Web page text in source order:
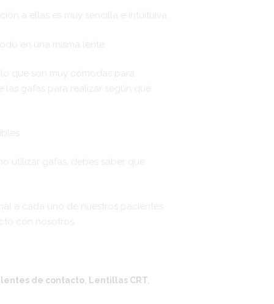
a ellas es muy sencilla e intuituiva.
en una misma lente.
que son muy cómodas para
gafas para realizar según qué
utilizar gafas, debes saber que
a cada uno de nuestros pacientes.
con nosotros.
lentes de contacto Lentillas CRT